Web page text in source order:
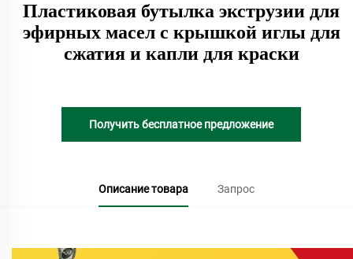
Пластиковая бутылка экструзии для
эфирных масел с крышкой иглы для
сжатия и капли для краски
Получить бесплатное предложение
Описание товара Запрос